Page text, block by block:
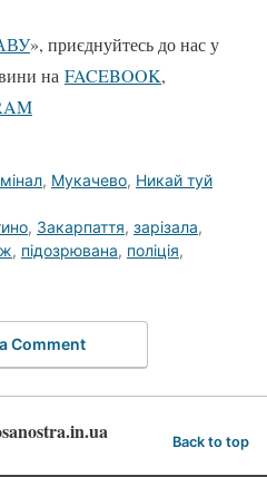
», приєднуйтесь до нас у
на FACEBOOK,
, Мукачево, Никай туй
, Закарпаття, зарізала,
, підозрювана, поліція,
Comment
Back to top